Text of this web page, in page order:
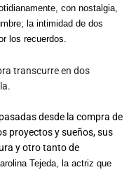
con nostalgia,
la intimidad de dos
los recuerdos.
transcurre en dos
desde la compra de
proyectos y sueños, sus
y otro tanto de
arolina Tejeda , la actriz que